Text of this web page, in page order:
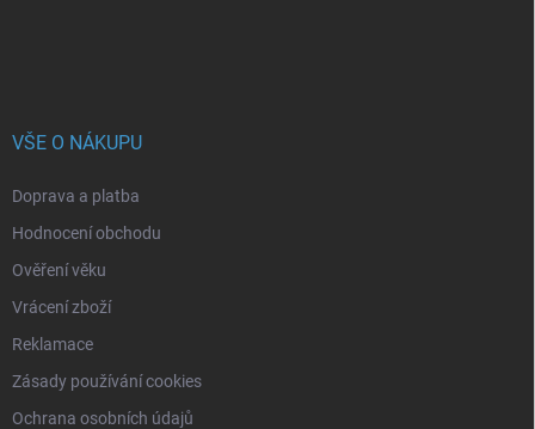
VŠE O NÁKUPU
Doprava a platba
Hodnocení obchodu
Ověření věku
Vrácení zboží
Reklamace
Zásady používání cookies
Ochrana osobních údajů